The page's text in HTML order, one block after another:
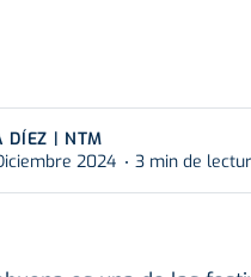
DÍEZ | NTM
2024
3 min de